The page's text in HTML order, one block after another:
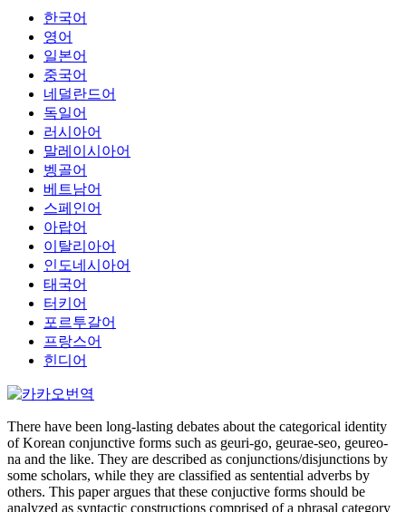
한국어
영어
일본어
중국어
네덜란드어
독일어
러시아어
말레이시아어
벵골어
베트남어
스페인어
아랍어
이탈리아어
인도네시아어
태국어
터키어
포르투갈어
프랑스어
힌디어
There have been long-lasting debates about the categorical identity
of Korean conjunctive forms such as geuri-go, geurae-seo, geureo-
na and the like. They are described as conjunctions/disjunctions by
some scholars, while they are classified as sentential adverbs by
others. This paper argues that these conjuctive forms should be
analyzed as syntactic constructions comprised of a phrasal category